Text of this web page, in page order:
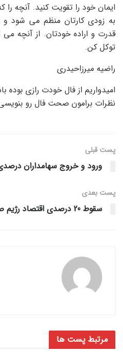
ایمان خود را تقویت کنید. آنچه
به زودی کارتان منظم می شود و
قدرت و اراده خودتان. از آنچه
توکل کن.
راضیه میرزاحیدری
امیدواریم از فال خودت رازی
نظرات برامون صحت فال رو
پست قبلی
ورود و خروج سهامداران درصدی ۲ اسفند
پست‌ بعدی
سقوط 20 درصدی اقتصاد رژیم صهیونیستی درپی ادامه جنگ
مرتبط پست ها